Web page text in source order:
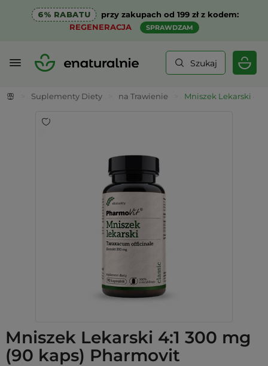
6% RABATU
przy zakupach od 199 zł z kodem:
REGENERACJA
SPRAWDZAM
Szukaj
Suplementy Diety na Trawienie Mniszek Lekarski
Mniszek Lekarski 4:1 300 mg
(90 kaps) Pharmovit